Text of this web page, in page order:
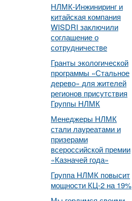
НЛМК-Инжиниринг и
китайская компания
WISDRI заключили
соглашение о
сотрудничестве
Гранты экологической
программы «Стальное
дерево» для жителей
регионов присутствия
Группы НЛМК
Менеджеры НЛМК
стали лауреатами и
призерами
всероссийской премии
«Казначей года»
Группа НЛМК повысит
мощности КЦ-2 на 19%